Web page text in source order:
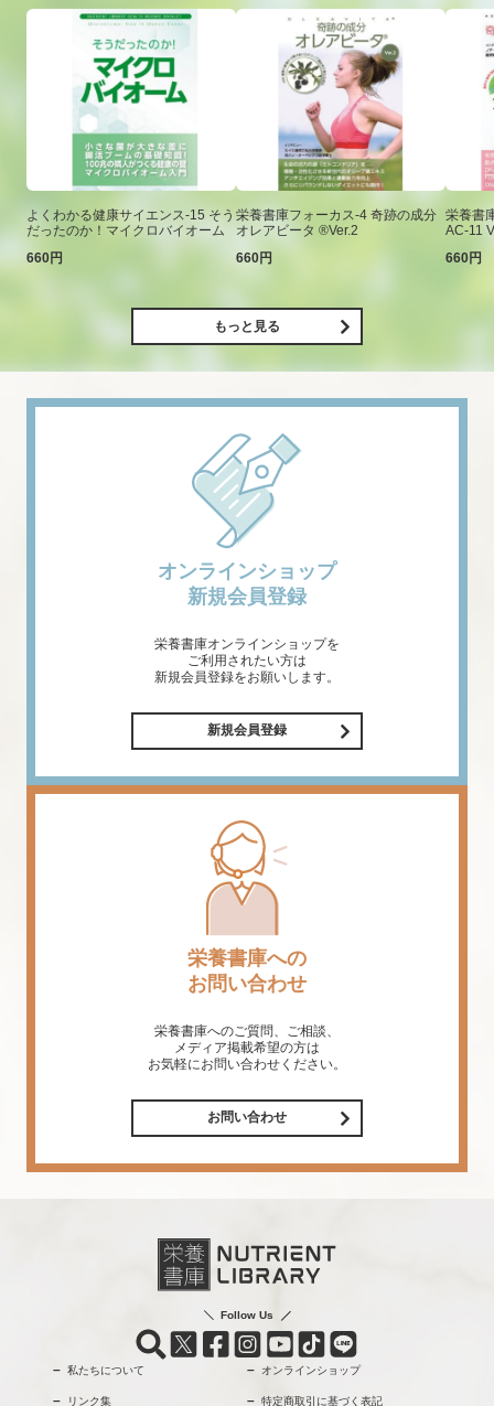
よくわかる健康サイエンス-15 そう
だったのか！マイクロバイオーム
660円
栄養書庫フォーカス-4 奇跡の成分
オレアビータ ®Ver.2
660円
栄養書
AC-11
660円
もっと見る
オンラインショップ
新規会員登録
栄養書庫オンラインショップを
ご利用されたい方は
新規会員登録をお願いします。
新規会員登録
栄養書庫への
お問い合わせ
栄養書庫へのご質問、ご相談、
メディア掲載希望の方は
お気軽にお問い合わせください。
お問い合わせ
Follow Us
私たちについて オンラインショップ
リンク集 特定商取引に基づく表記